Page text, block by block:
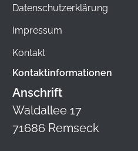
Datenschutzerklärung
Impressum
Kontakt
Kontaktinformationen
Anschrift
Waldallee 17
71686 Remseck